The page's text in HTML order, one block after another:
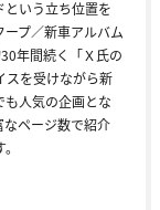
いう立ち位置を
プ／新車アルバム
年間続く「Ｘ氏の
スを受けながら新
人気の企画とな
なページ数で紹介